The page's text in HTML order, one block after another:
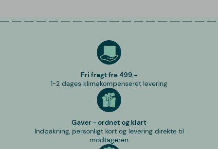
Fri fragt fra 499,-
1-2 dages klimakompenseret levering
Gaver - ordnet og klart
Indpakning, personligt kort og levering direkte til
modtageren